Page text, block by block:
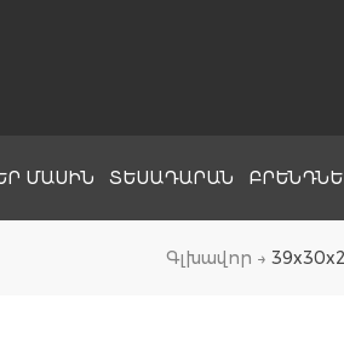
ՄԱՍԻՆ ՏԵՍԱԴԱՐԱՆ
Գլխավոր →